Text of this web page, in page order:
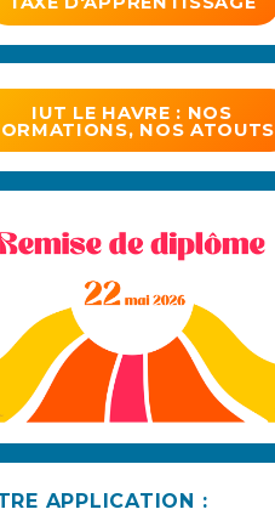
IUT LE HAVRE : NOS
NOS ATOUTS
APPLICATION :